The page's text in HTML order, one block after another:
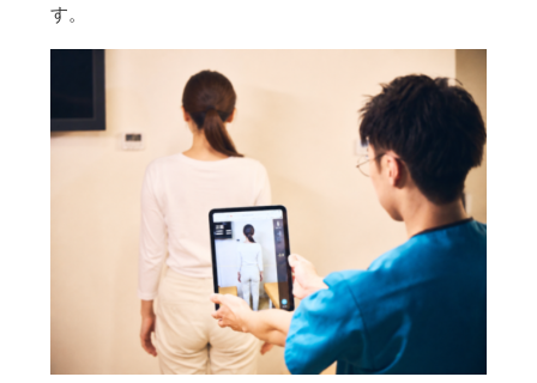
す。